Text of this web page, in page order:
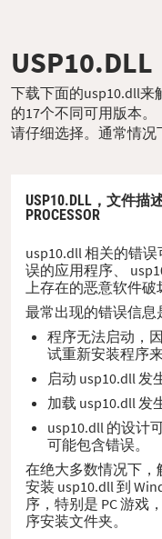
USP10.DLL
下载下面的usp10.dll
的17个不同可用版本。
请仔细选择。通常情况
USP10.DLL， 文件描
PROCESSOR
usp10.dll 相关的错
误的应用程序、
上存在的恶意软件破
最常出现的错误信息
程序无法启动，
试重新安装程序
启动 usp10.dll
加载 usp10.dll 发
usp10.dll 的设计
可能包含错误。
在绝大多数情况下，
安装 usp10.dll 到
序，特别是 PC 游戏
序安装文件夹。